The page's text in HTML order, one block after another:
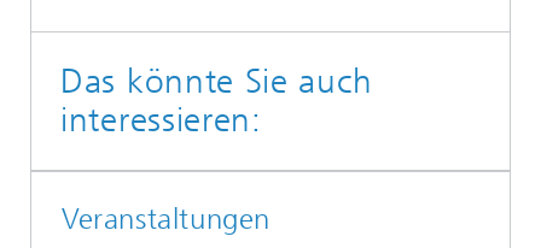
Das könnte Sie auch
interessieren:
Veranstaltungen